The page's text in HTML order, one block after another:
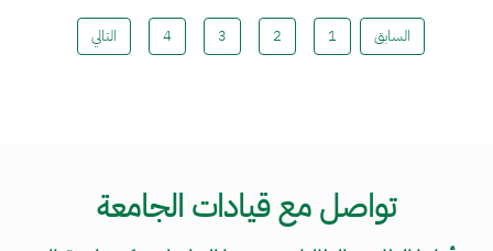
السابق 1
2
3
4 التالي
تواصل مع قيادات الجامعة